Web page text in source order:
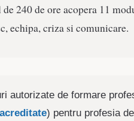
240 de ore acopera 11
echipa, criza si comunicare.
autorizate de formare
) pentru profesia